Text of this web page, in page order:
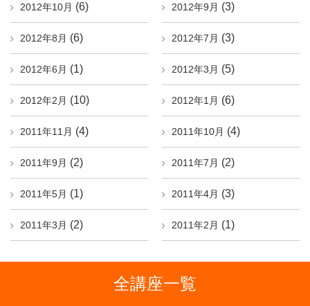
2012年10月 (6) 2012年9月 (3)
2012年8月 (6) 2012年7月 (3)
2012年6月 (1) 2012年3月 (5)
2012年2月 (10) 2012年1月 (6)
2011年11月 (4) 2011年10月 (4)
2011年9月 (2) 2011年7月 (2)
2011年5月 (1) 2011年4月 (3)
2011年3月 (2) 2011年2月 (1)
全講座一覧